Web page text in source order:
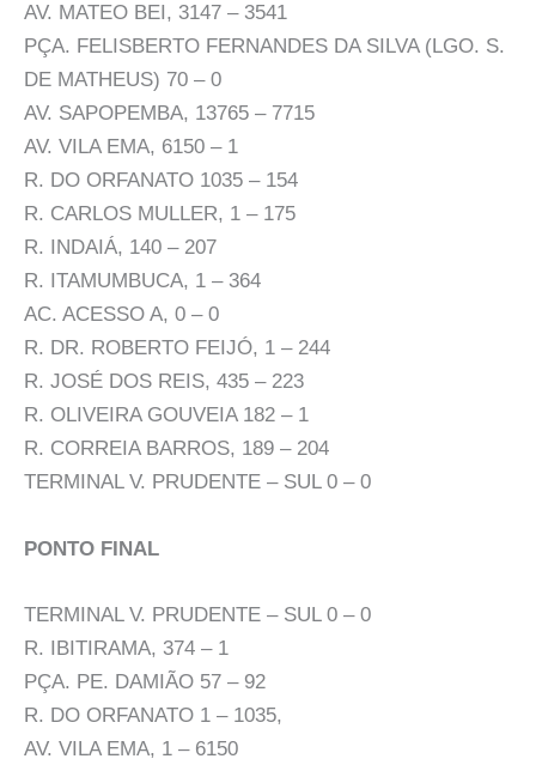
AV. MATEO BEI, 3147 – 3541
PÇA. FELISBERTO FERNANDES DA SILVA (LGO. S.
DE MATHEUS) 70 – 0
AV. SAPOPEMBA, 13765 – 7715
AV. VILA EMA, 6150 – 1
R. DO ORFANATO 1035 – 154
R. CARLOS MULLER, 1 – 175
R. INDAIÁ, 140 – 207
R. ITAMUMBUCA, 1 – 364
AC. ACESSO A, 0 – 0
R. DR. ROBERTO FEIJÓ, 1 – 244
R. JOSÉ DOS REIS, 435 – 223
R. OLIVEIRA GOUVEIA 182 – 1
R. CORREIA BARROS, 189 – 204
TERMINAL V. PRUDENTE – SUL 0 – 0
PONTO FINAL
TERMINAL V. PRUDENTE – SUL 0 – 0
R. IBITIRAMA, 374 – 1
PÇA. PE. DAMIÃO 57 – 92
R. DO ORFANATO 1 – 1035,
AV. VILA EMA, 1 – 6150